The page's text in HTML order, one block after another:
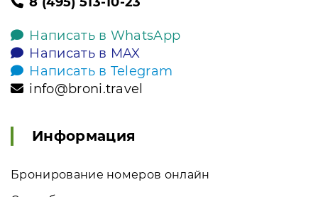
Написать в WhatsApp
Написать в MAX
Написать в Telegram
info@broni.travel
Информация
Бронирование номеров онлайн